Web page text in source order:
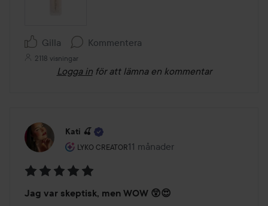
Gilla Kommentera
2118 visningar
Logga in för att lämna en kommentar
Kati 🍒
LYKO CREATOR
Användarens roll: Lyko Creator.
11 månader
Inlägget skapades 11 månader
5
Jag var skeptisk, men WOW 😲😍